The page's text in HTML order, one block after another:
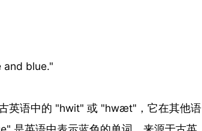
and blue."
英语中的 "hwit" 或 "hwæt"，它在其他语